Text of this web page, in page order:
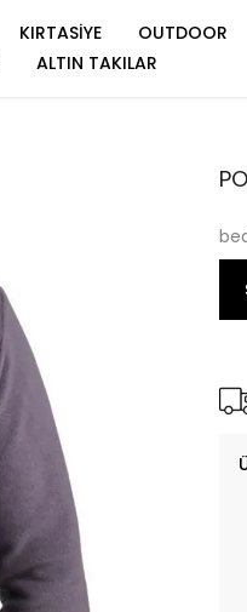
KIRTASİYE OUTDOOR
ALTIN TAKILAR